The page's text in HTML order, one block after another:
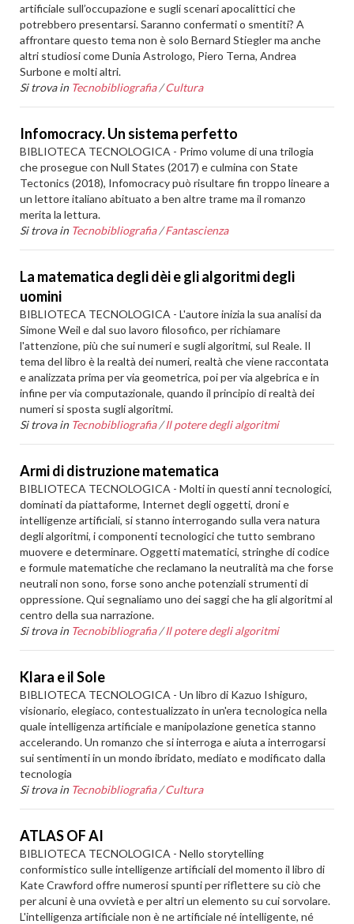
artificiale sull’occupazione e sugli scenari apocalittici che
potrebbero presentarsi. Saranno confermati o smentiti? A
affrontare questo tema non è solo Bernard Stiegler ma anche
altri studiosi come Dunia Astrologo, Piero Terna, Andrea
Surbone e molti altri.
Si trova in Tecnobibliografia /Cultura
Infomocracy. Un sistema perfetto
BIBLIOTECA TECNOLOGICA - Primo volume di una trilogia
che prosegue con Null States (2017) e culmina con State
Tectonics (2018), Infomocracy può risultare fin troppo lineare a
un lettore italiano abituato a ben altre trame ma il romanzo
merita la lettura.
Si trova in Tecnobibliografia /Fantascienza
La matematica degli dèi e gli algoritmi degli
uomini
BIBLIOTECA TECNOLOGICA - L'autore inizia la sua analisi da
Simone Weil e dal suo lavoro filosofico, per richiamare
l'attenzione, più che sui numeri e sugli algoritmi, sul Reale. Il
tema del libro è la realtà dei numeri, realtà che viene raccontata
e analizzata prima per via geometrica, poi per via algebrica e in
infine per via computazionale, quando il principio di realtà dei
numeri si sposta sugli algoritmi.
Si trova in Tecnobibliografia /Il potere degli algoritmi
Armi di distruzione matematica
BIBLIOTECA TECNOLOGICA - Molti in questi anni tecnologici,
dominati da piattaforme, Internet degli oggetti, droni e
intelligenze artificiali, si stanno interrogando sulla vera natura
degli algoritmi, i componenti tecnologici che tutto sembrano
muovere e determinare. Oggetti matematici, stringhe di codice
e formule matematiche che reclamano la neutralità ma che forse
neutrali non sono, forse sono anche potenziali strumenti di
oppressione. Qui segnaliamo uno dei saggi che ha gli algoritmi al
centro della sua narrazione.
Si trova in Tecnobibliografia /Il potere degli algoritmi
Klara e il Sole
BIBLIOTECA TECNOLOGICA - Un libro di Kazuo Ishiguro,
visionario, elegiaco, contestualizzato in un'era tecnologica nella
quale intelligenza artificiale e manipolazione genetica stanno
accelerando. Un romanzo che si interroga e aiuta a interrogarsi
sui sentimenti in un mondo ibridato, mediato e modificato dalla
tecnologia
Si trova in Tecnobibliografia /Cultura
ATLAS OF AI
BIBLIOTECA TECNOLOGICA - Nello storytelling
conformistico sulle intelligenze artificiali del momento il libro di
Kate Crawford offre numerosi spunti per riflettere su ciò che
per alcuni è una ovvietà e per altri un elemento su cui sorvolare.
L'intelligenza artificiale non è ne artificiale né intelligente, né